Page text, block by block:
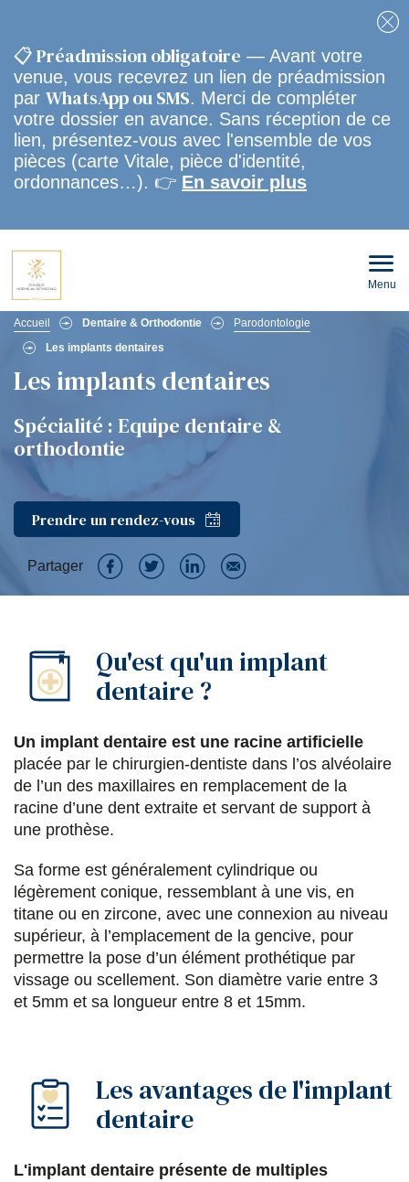
📋 Préadmission obligatoire — Avant votre
venue, vous recevrez un lien de préadmission
par WhatsApp ou SMS. Merci de compléter
votre dossier en avance. Sans réception de ce
lien, présentez-vous avec l'ensemble de vos
pièces (carte Vitale, pièce d'identité,
ordonnances…). 👉 En savoir plus
Menu
menu
Fil
d'Ariane
Accueil Dentaire & Orthodontie
Parodontologie
Les implants dentaires
Les implants dentaires
Spécialité : Equipe dentaire &
orthodontie
Prendre un rendez-vous
Partager
P
r
t
g
e
r
u
r
F
a
c
o
o
k
P
r
t
g
e
r
u
r
T
w
i
e
r
P
r
t
g
e
r
u
r
L
i
n
d
i
n
P
r
g
e
r
a
r
E
m
a
Qu'est qu'un implant
dentaire ?
Un implant dentaire est une racine artificielle
placée par le chirurgien-dentiste dans l’os alvéolaire
de l’un des maxillaires en remplacement de la
racine d’une dent extraite et servant de support à
une prothèse.
Sa forme est généralement cylindrique ou
légèrement conique, ressemblant à une vis, en
titane ou en zircone, avec une connexion au niveau
supérieur, à l’emplacement de la gencive, pour
permettre la pose d’un élément prothétique par
vissage ou scellement. Son diamètre varie entre 3
et 5mm et sa longueur entre 8 et 15mm.
Les avantages de l'implant
dentaire
L'implant dentaire présente de multiples